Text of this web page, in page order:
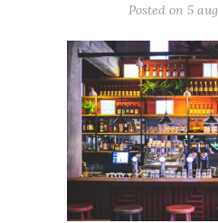
Posted on 5